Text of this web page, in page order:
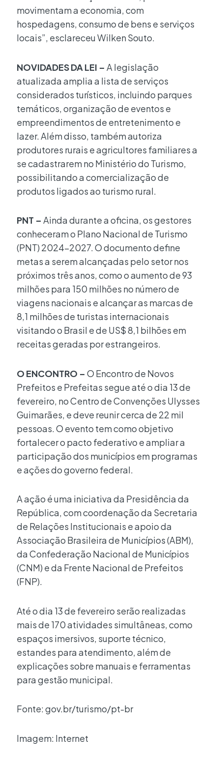
movimentam a economia, com
hospedagens, consumo de bens e serviços
locais”, esclareceu Wilken Souto.
NOVIDADES DA LEI – A legislação
atualizada amplia a lista de serviços
considerados turísticos, incluindo parques
temáticos, organização de eventos e
empreendimentos de entretenimento e
lazer. Além disso, também autoriza
produtores rurais e agricultores familiares a
se cadastrarem no Ministério do Turismo,
possibilitando a comercialização de
produtos ligados ao turismo rural.
PNT – Ainda durante a oficina, os gestores
conheceram o Plano Nacional de Turismo
(PNT) 2024-2027. O documento define
metas a serem alcançadas pelo setor nos
próximos três anos, como o aumento de 93
milhões para 150 milhões no número de
viagens nacionais e alcançar as marcas de
8,1 milhões de turistas internacionais
visitando o Brasil e de US$ 8,1 bilhões em
receitas geradas por estrangeiros.
O ENCONTRO – O Encontro de Novos
Prefeitos e Prefeitas segue até o dia 13 de
fevereiro, no Centro de Convenções Ulysses
Guimarães, e deve reunir cerca de 22 mil
pessoas. O evento tem como objetivo
fortalecer o pacto federativo e ampliar a
participação dos municípios em programas
e ações do governo federal.
A ação é uma iniciativa da Presidência da
República, com coordenação da Secretaria
de Relações Institucionais e apoio da
Associação Brasileira de Municípios (ABM),
da Confederação Nacional de Municípios
(CNM) e da Frente Nacional de Prefeitos
(FNP).
Até o dia 13 de fevereiro serão realizadas
mais de 170 atividades simultâneas, como
espaços imersivos, suporte técnico,
estandes para atendimento, além de
explicações sobre manuais e ferramentas
para gestão municipal.
Fonte: gov.br/turismo/pt-br
Imagem: Internet